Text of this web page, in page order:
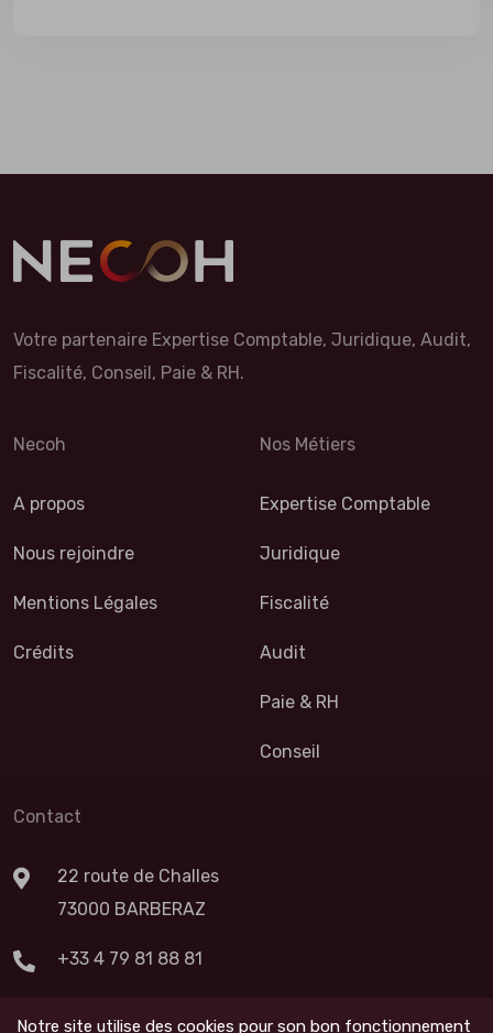
Notre site utilise des cookies pour son bon fonctionnement
Votre partenaire Expertise Comptable, Juridique, Audit,
Fiscalité, Conseil, Paie & RH.
Necoh
A propos
Nous rejoindre
Mentions Légales
Crédits
Nos Métiers
Expertise Comptable
Juridique
Fiscalité
Audit
Paie & RH
Conseil
Contact
22 route de Challes
73000 BARBERAZ
+33 4 79 81 88 81